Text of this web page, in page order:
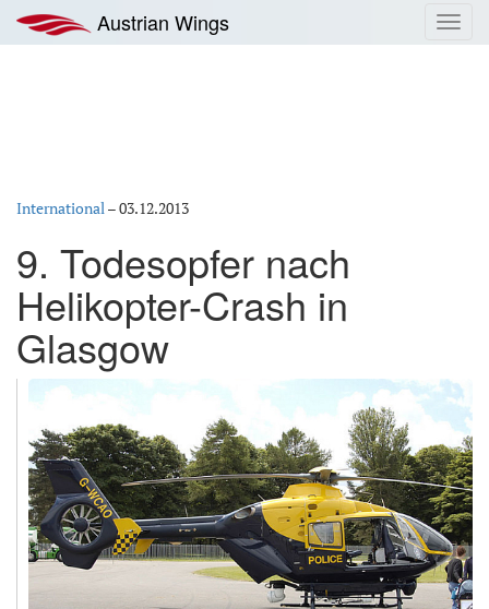
Inhalt
springen
Austrian Wings
International–03.12.2013
9. Todesopfer nach
Helikopter-Crash in
Glasgow